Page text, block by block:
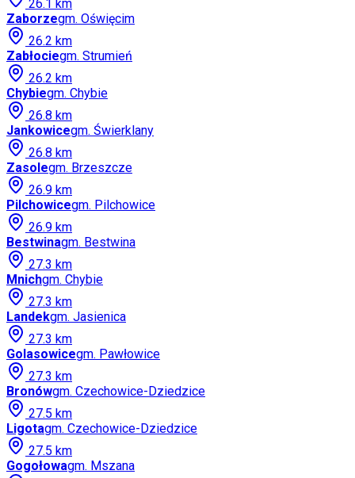
26.1 km
Zaborzegm. Oświęcim
26.2 km
Zabłociegm. Strumień
26.2 km
Chybiegm. Chybie
26.8 km
Jankowicegm. Świerklany
26.8 km
Zasolegm. Brzeszcze
26.9 km
Pilchowicegm. Pilchowice
26.9 km
Bestwinagm. Bestwina
27.3 km
Mnichgm. Chybie
27.3 km
Landekgm. Jasienica
27.3 km
Golasowicegm. Pawłowice
27.3 km
Bronówgm. Czechowice-Dziedzice
27.5 km
Ligotagm. Czechowice-Dziedzice
27.5 km
Gogołowagm. Mszana